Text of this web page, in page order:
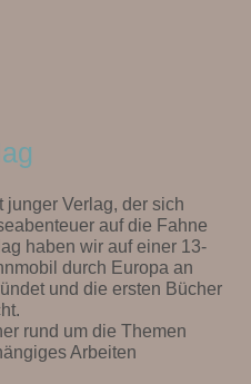
junger Verlag, der sich
auf die Fahne
haben wir auf einer 13-
durch Europa an
und die ersten Bücher
rund um die Themen
Arbeiten